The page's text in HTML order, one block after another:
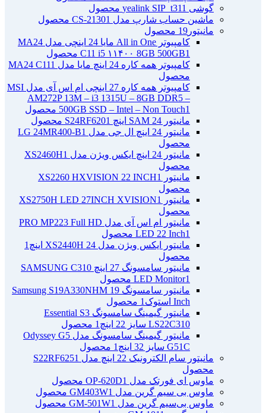
گوشی yealink SIP_t31 1 محصول
ماشین حساب شارپ مدل CS-2130 1 محصول
مانیتور 19 محصول
کامپیوتر All in One مایا 24 اینچی مدل MA24
C11 i5 ۱۱۴۰۰ 8GB 500GB1 محصول
کامپیوتر همه کاره 24 اینچ مایا مدل MA24 C11
1
محصول
کامپیوتر همه کاره 27 اینچی ام اس آی مدل MSI
AM272P 13M – i3 1315U – 8GB DDR5 –
500GB SSD – Intel – Non Touch1 محصول
مانیتور 24 SAM اینچ S24RF620
1 محصول
مانیتور 24 اینچ ال جی مدل LG 24MR400-B
1
محصول
مانیتور 24 اینچ ایکس ویژن مدل XS2460H
1
محصول
مانیتور XS2260 HXVISION 22 INCH
1
محصول
مانیتور XS2750H LED 27INCH XVISION
1
محصول
مانیتور ام اس آی مدل PRO MP223 Full HD
LED 22 Inch1 محصول
مانیتور ایکس ویژن مدل XS2440H 24 اینچ
1
محصول
مانیتور سامسونگ 27 اینچ SAMSUNG C310
LED Monitor1 محصول
مانیتور سامسونگ Samsung S19A330NHM 19
Inch استوک
1 محصول
مانیتور گیمینگ سامسونگ Essential S3
LS22C310 سایز 22 اینچ
1 محصول
مانیتور گیمینگ سامسونگ مدل Odyssey G5
G51C سایز 32 اینچ
1 محصول
مانیتور سام الکترونیک 22 اینچ مدل S22RF625
1
محصول
ماوس ای فورتک مدل OP-620D 1 محصول
ماوس بی سیم گرین مدل GM403W 1 محصول
ماوس بی‌سیم گرین مدل GM-501W 1 محصول